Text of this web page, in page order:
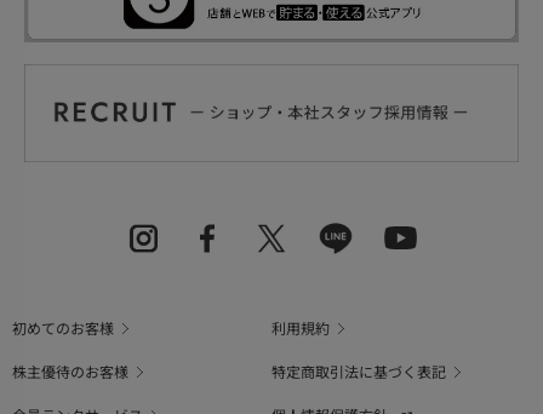
初めてのお客様
利用規約
株主優待のお客様
特定商取引法に基づく表記